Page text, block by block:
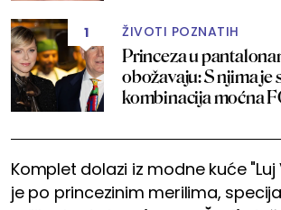
1 ŽIVOTI POZNATIH
Princeza u
obožavaju: S njima je
kombinacija moćna
Komplet dolazi iz modne kuće "Luj
je po princezinim merilima,